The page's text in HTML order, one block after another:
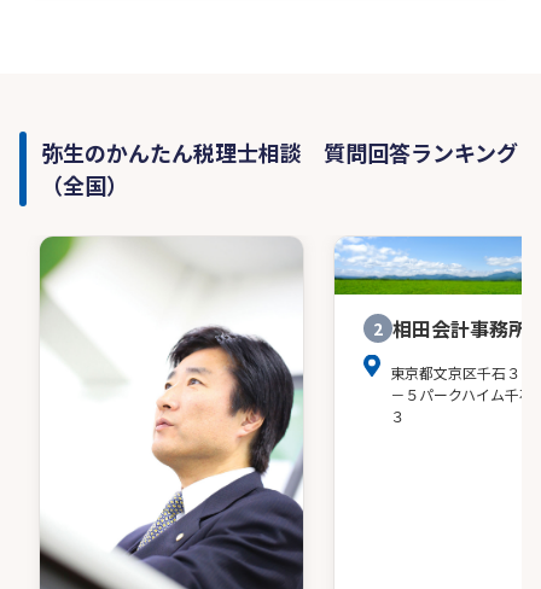
弥生のかんたん税理士相談 質問回答ランキング
（全国）
2 相田会計事務所
東京都文京区千石３－
－５パークハイム千石
３